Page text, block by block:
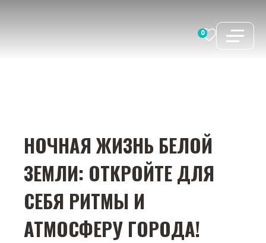
0
НОЧНАЯ ЖИЗНЬ БЕЛОЙ
ЗЕМЛИ: ОТКРОЙТЕ ДЛЯ
СЕБЯ РИТМЫ И
АТМОСФЕРУ ГОРОДА!